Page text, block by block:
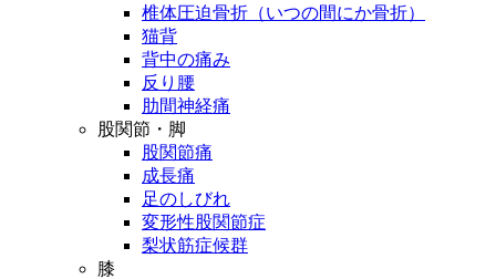
椎体圧迫骨折（いつの間にか骨折）
猫背
背中の痛み
反り腰
肋間神経痛
股関節・脚
股関節痛
成長痛
足のしびれ
変形性股関節症
梨状筋症候群
膝